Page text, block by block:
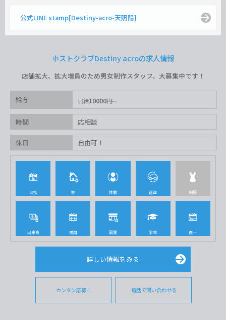
公式LINE stamp[Destiny-acro-天照陽]
ホストクラブDestiny acroの求人情報
店舗拡大、拡大増員のため男女制作スタッフ、大募集中です！
給与 日給10000円
時間 応相談
休日 自由可！
日払 寮 体験 送迎 制服
出来高 短期 副業 学生 週一
詳しい情報をみる
カンタン応募！ 電話で問い合わせる